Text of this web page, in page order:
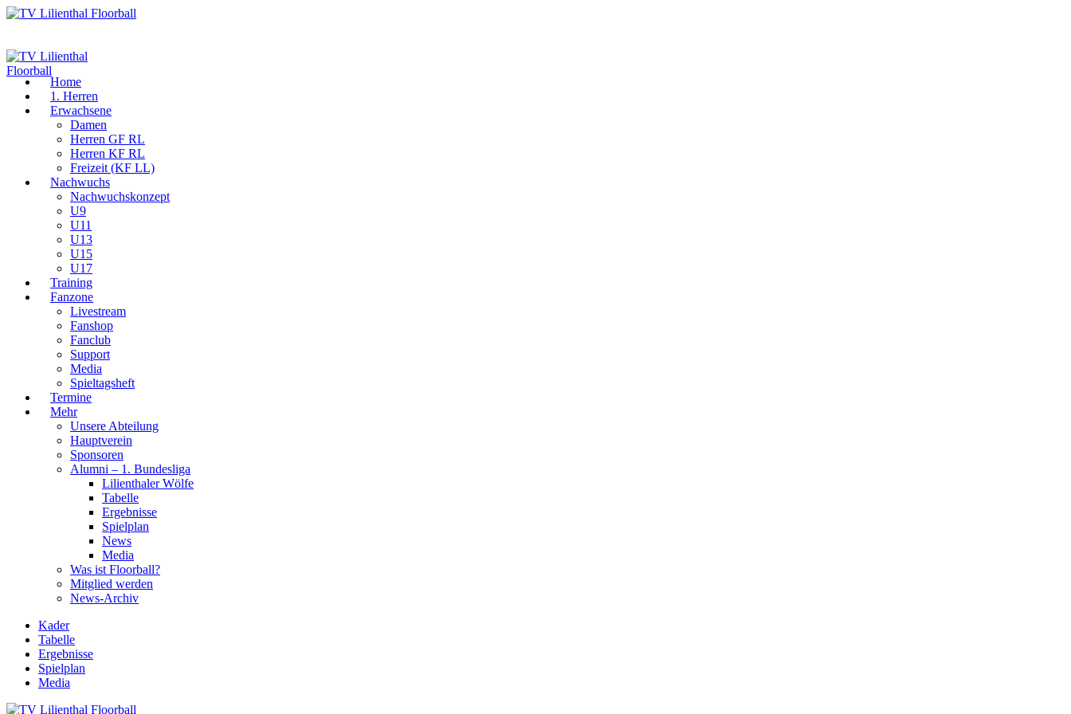
Home
1. Herren
Erwachsene
Damen
Herren GF RL
Herren KF RL
Freizeit (KF LL)
Nachwuchs
Nachwuchskonzept
U9
U11
U13
U15
U17
Training
Fanzone
Livestream
Fanshop
Fanclub
Support
Media
Spieltagsheft
Termine
Mehr
Unsere Abteilung
Hauptverein
Sponsoren
Alumni – 1. Bundesliga
Lilienthaler Wölfe
Tabelle
Ergebnisse
Spielplan
News
Media
Was ist Floorball?
Mitglied werden
News-Archiv
Kader
Tabelle
Ergebnisse
Spielplan
Media